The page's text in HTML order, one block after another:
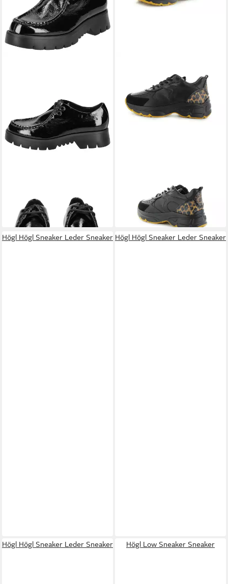
135,91 € UVP 169,90 €
-20%
140,00 € UVP 199,95 €
-30%
Högl Högl Sneaker Leder Sneaker Högl Högl Sneaker Leder Sneaker
Högl Högl Sneaker Leder Sneaker Högl Low Sneaker Sneaker